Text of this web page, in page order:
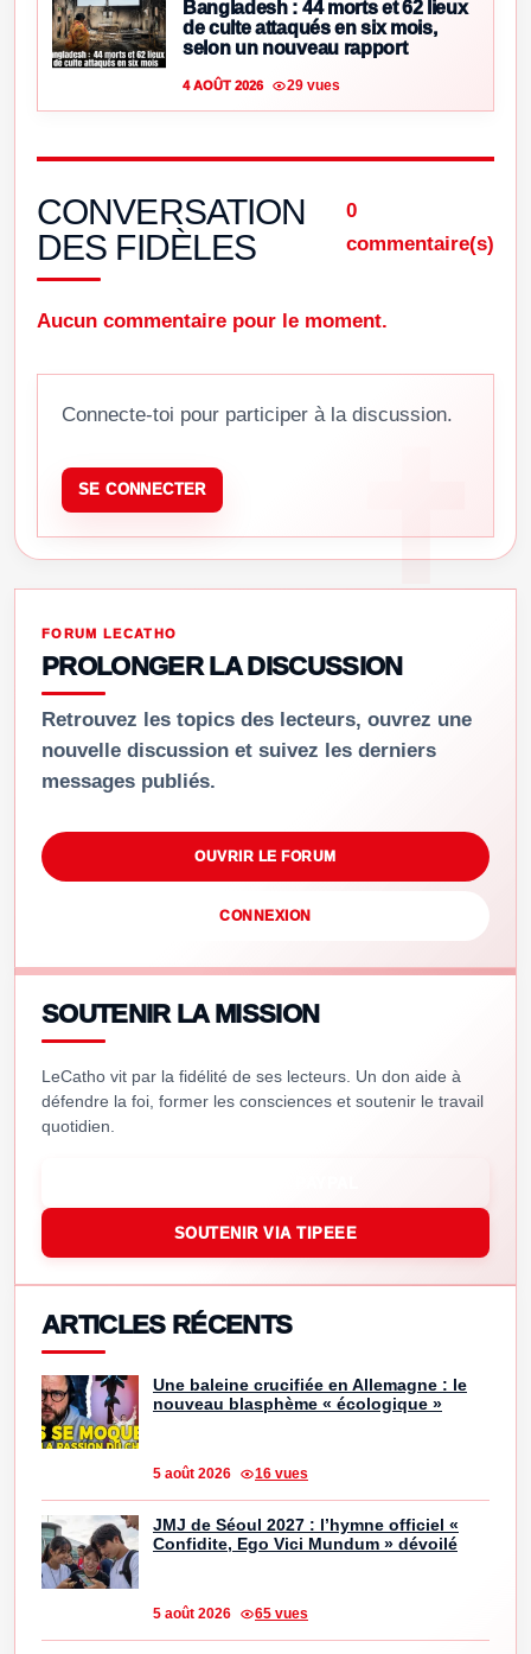
Bangladesh : 44 morts et 62 lieux
de culte attaqués en six mois,
selon un nouveau rapport
4 AOÛT 2026 29 vues
CONVERSATION
DES FIDÈLES
0
commentaire(s)
Aucun commentaire pour le moment.
Connecte-toi pour participer à la discussion.
SE CONNECTER
FORUM LECATHO
PROLONGER LA DISCUSSION
Retrouvez les topics des lecteurs, ouvrez une
nouvelle discussion et suivez les derniers
messages publiés.
OUVRIR LE FORUM
CONNEXION
SOUTENIR LA MISSION
LeCatho vit par la fidélité de ses lecteurs. Un don aide à
défendre la foi, former les consciences et soutenir le travail
quotidien.
SOUTENIR VIA TIPEEE
ARTICLES RÉCENTS
Une baleine crucifiée en Allemagne : le
nouveau blasphème « écologique »
5 août 2026 16 vues
JMJ de Séoul 2027 : l’hymne officiel «
Confidite, Ego Vici Mundum » dévoilé
5 août 2026 65 vues